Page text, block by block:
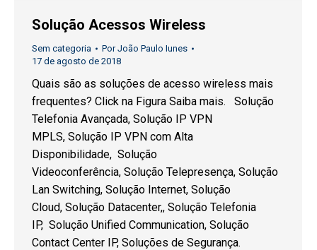
Solução Acessos Wireless
Sem categoria PorJoão Paulo Iunes
17 de agosto de 2018
Quais são as soluções de acesso wireless mais
frequentes? Click na Figura Saiba mais. Solução
Telefonia Avançada, Solução IP VPN
MPLS, Solução IP VPN com Alta
Disponibilidade, Solução
Videoconferência, Solução Telepresença, Solução
Lan Switching, Solução Internet, Solução
Cloud, Solução Datacenter,, Solução Telefonia
IP, Solução Unified Communication, Solução
Contact Center IP, Soluções de Segurança.